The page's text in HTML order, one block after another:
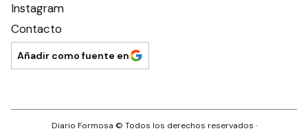
Instagram
Contacto
Añadir como fuente en
Diario Formosa © Todos los derechos reservados ·